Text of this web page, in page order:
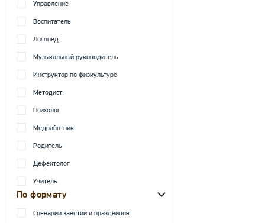
Управление
Воспитатель
Логопед
Музыкальный руководитель
Инструктор по физкультуре
Методист
Психолог
Медработник
Родитель
Дефектолог
Учитель
По формату
Сценарии занятий и праздников